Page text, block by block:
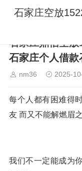
石家庄空放
石家庄鼎信空
石家庄个人借款
nm36 2025-
每个人都有困难得
友 而又不能解燃眉
我们不一定能成为